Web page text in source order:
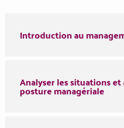
Introduction au
Analyser les situations et
posture managériale